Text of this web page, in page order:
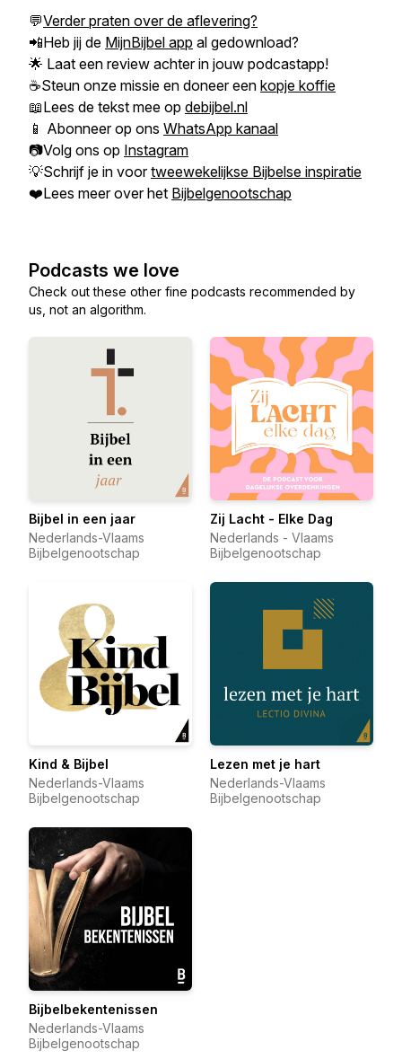
💬Verder praten over de aflevering?
📲Heb jij de MijnBijbel app al gedownload?
🌟 Laat een review achter in jouw podcastapp!
☕Steun onze missie en doneer een kopje koffie
📖Lees de tekst mee op debijbel.nl
📱 Abonneer op ons WhatsApp kanaal
📷Volg ons op Instagram
💡Schrijf je in voortweewekelijkse Bijbelse inspiratie
❤️Lees meer over het Bijbelgenootschap
Podcasts we love
Check out these other fine podcasts recommended by
us, not an algorithm.
Bijbel in een jaar
Nederlands-Vlaams
Bijbelgenootschap
Zij Lacht - Elke Dag
Nederlands - Vlaams
Bijbelgenootschap
Kind & Bijbel
Nederlands-Vlaams
Bijbelgenootschap
Lezen met je hart
Nederlands-Vlaams
Bijbelgenootschap
Bijbelbekentenissen
Nederlands-Vlaams
Bijbelgenootschap